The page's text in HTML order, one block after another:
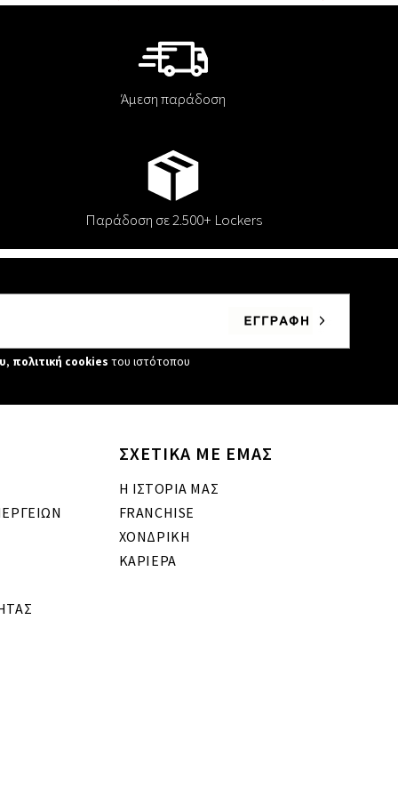
Άμεση παράδοση
Παράδοση σε 2.500+ Lockers
, πολιτική cookies του ιστότοπου
ΣΧΕΤΙΚΑ ΜΕ ΕΜΑΣ
Η ΙΣΤΟΡΙΑ ΜΑΣ
FRANCHISE
ΧΟΝΔΡΙΚΗ
ΚΑΡΙΕΡΑ